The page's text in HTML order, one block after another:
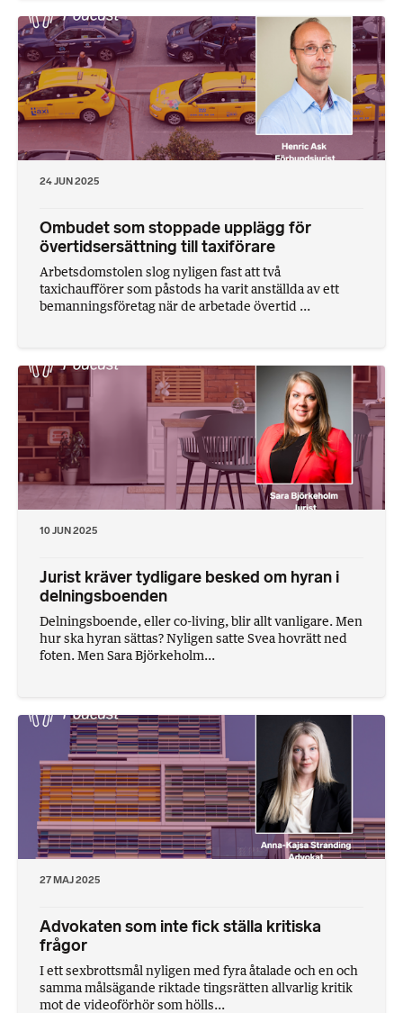
24 JUN 2025
Ombudet som stoppade upplägg för
övertidsersättning till taxiförare
Arbetsdomstolen slog nyligen fast att två
taxichaufförer som påstods ha varit anställda av ett
bemanningsföretag när de arbetade övertid ...
10 JUN 2025
Jurist kräver tydligare besked om hyran i
delningsboenden
Delningsboende, eller co-living, blir allt vanligare. Men
hur ska hyran sättas? Nyligen satte Svea hovrätt ned
foten. Men Sara Björkeholm...
27 MAJ 2025
Advokaten som inte fick ställa kritiska
frågor
I ett sexbrottsmål nyligen med fyra åtalade och en och
samma målsägande riktade tingsrätten allvarlig kritik
mot de videoförhör som hölls...